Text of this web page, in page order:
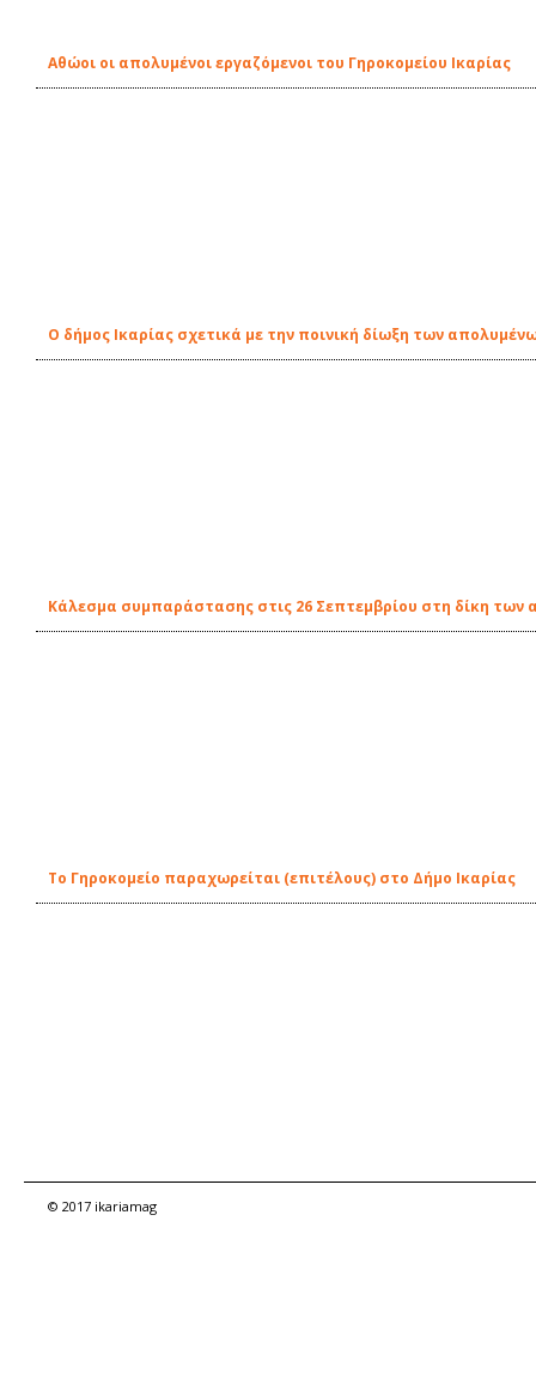
Αθώοι οι απολυμένοι εργαζόμενοι του Γηροκομείου Ικαρίας
O δήμος Ικαρίας σχετικά με την ποινική δίωξη των
Κάλεσμα συμπαράστασης στις 26 Σεπτεμβρίου στη δίκη των
To Γηροκομείο παραχωρείται (επιτέλους) στο Δήμο Ικαρίας
© 2017 ikariamag